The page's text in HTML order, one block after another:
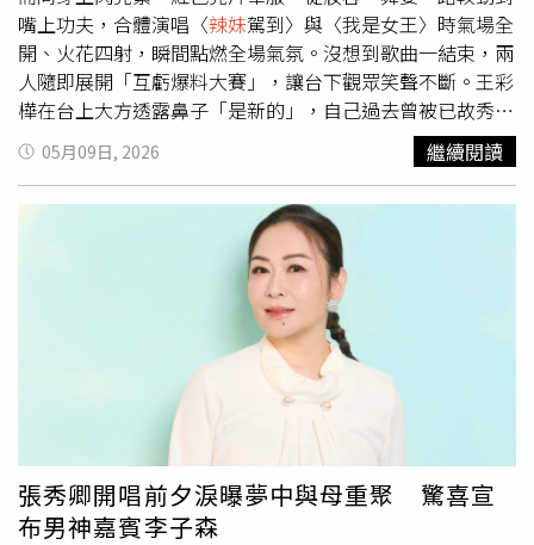
一出全場鴉雀無聲，張秀卿只好幽默自嘲：「我只是腿不夠
長，我經過謝金燕還要從她胯下走過去。」張秀卿即將在7
月舉辦《辣妹駕到2演唱會》，被問到去年正式出道的寶貝
女兒林莉是否也會擔任特別嘉賓時，她笑說：「應該不會，
她還在美國，機票很貴！而且她比較喜歡創作，我有跟她說
要不要幫我寫歌？她說『妳要唱西洋歌嗎』？我說那不用
了。」張秀卿對於女兒成長過程她疏於陪伴有點愧咎：「我
姊姊幫忙帶她時，她有一次竟然叫一個主播媽媽，因為那個
主播跟我很像，雖然我笑說那個主播一定很漂亮，但還是有
點心酸，覺得一直在奔波，沒日沒夜的好幾天才回家。」更
多精彩內容敬請鎖定週一至週五中視晚間10點、中天綜合台
嘴上功夫，合體演唱〈辣妹駕到〉與〈我是女王〉時氣場全
開、火花四射，瞬間點燃全場氣氛。沒想到歌曲一結束，兩
人隨即展開「互虧爆料大賽」，讓台下觀眾笑聲不斷。王彩
樺在台上大方透露鼻子「是新的」，自己過去曾被已故秀場
天王豬哥亮建議去做「小針美容」，結果自己真的跑去調
整，但因為時間久了變得不太自然，笑說：「有點壞掉
了！」她接著透露最近認識新的廠商，對方特別替她重新調
整鼻型，因此目前還有點腫，更強調是「最新技術」。一旁
的張秀卿聽完立刻神補刀，當場笑虧：「難怪妳現在有點像
媽祖，看起來很慈悲！」瞬間讓全場笑翻。隨後兩人還加碼
重現王彩樺先前在網路爆紅的歌中劇「小姐扶欄杆」，誇張
又逗趣的肢體演出讓觀眾看得目不轉睛。沒想到演到最後竟
突然上演綜藝式「跌倒橋段」，王彩樺當場重摔在地，張秀
卿見狀立刻大喊：「糟糕！妳的鼻子又腫起來、歪掉了！」
王彩樺則崩潰接哏：「天啊！我的鼻子35萬！」超浮誇反應
再度笑翻全場。張秀卿（左起）、王彩樺在台上互虧、爆
料，讓觀眾笑聲不斷。（圖／高雄流行音樂中心提供）
05月09日, 2026 繼續閱讀
張秀卿開唱前夕淚曝夢中與母重聚 驚喜宣
布男神嘉賓李子森